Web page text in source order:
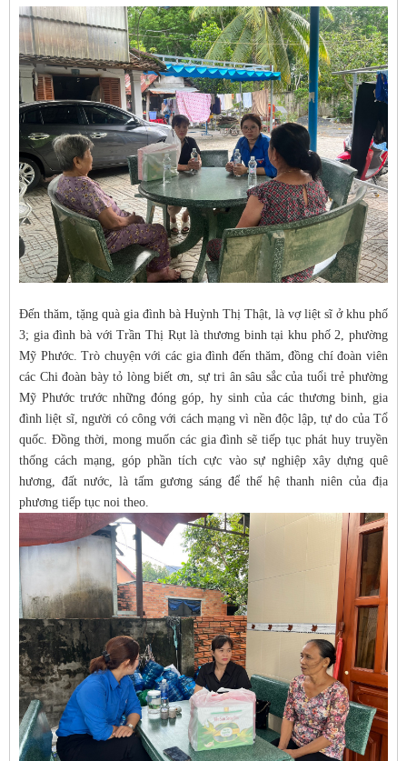
Đến thăm, tặng quà gia đình bà Huỳnh Thị Thật, là vợ liệt sĩ ở khu phố
3; gia đình bà với Trần Thị Rụt là thương binh tại khu phố 2, phường
Mỹ Phước. Trò chuyện với các gia đình đến thăm, đồng chí đoàn viên
các Chi đoàn bày tỏ lòng biết ơn, sự tri ân sâu sắc của tuổi trẻ phường
Mỹ Phước trước những đóng góp, hy sinh của các thương binh, gia
đình liệt sĩ, người có công với cách mạng vì nền độc lập, tự do của Tổ
quốc. Đồng thời, mong muốn các gia đình sẽ tiếp tục phát huy truyền
thống cách mạng, góp phần tích cực vào sự nghiệp xây dựng quê
hương, đất nước, là tấm gương sáng để thế hệ thanh niên của địa
phương tiếp tục noi theo.